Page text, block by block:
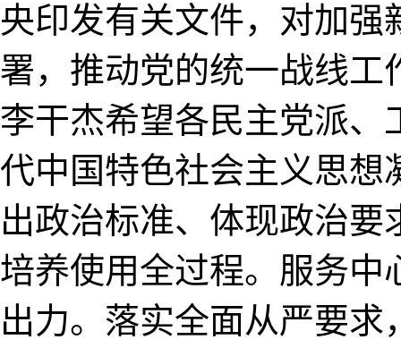
央印发有关文件，对加
署，推动党的统一战线工
李干杰希望各民主党派、
代中国特色社会主义思想
出政治标准、体现政治
培养使用全过程。服务中
出力。落实全面从严要